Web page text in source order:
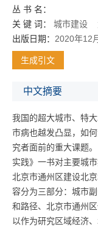
丛 书 名：
关 键 词：
城市建设
出版日期： 2020年12
生成引文
中文摘要
我国的超大城市、特
市病也越发凸显，如
究者面前的重大课题
实践》一书对主要城
北京市通州区建设北
容分为三部分：城市
和路径、北京市通州
以作为研究区域经济